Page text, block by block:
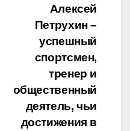
Алексей
Петрухин –
успешный
спортсмен,
тренер и
общественный
деятель, чьи
достижения в